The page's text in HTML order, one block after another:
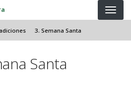
principal
Semana Santa
Santa